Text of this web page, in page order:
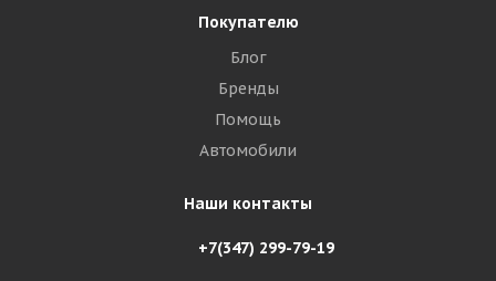
Покупателю
Блог
Бренды
Помощь
Автомобили
Наши контакты
+7(347) 299-79-19